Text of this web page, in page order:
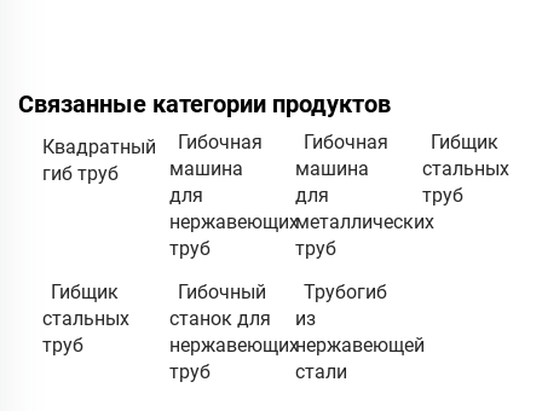
Связанные категории продуктов
Квадратный
гиб труб
Гибочная
машина
для
нержавеющих
труб
Гибочная
машина
для
металлических
труб
Гибщик
стальных
труб
Гибщик
стальных
труб
Гибочный
станок для
нержавеющих
труб
Трубогиб
из
нержавеющей
стали